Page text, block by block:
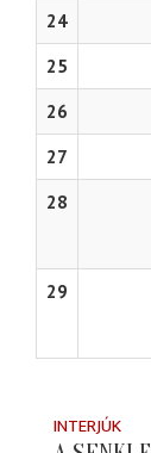
24
25
26
27
28
29
INTERJÚK